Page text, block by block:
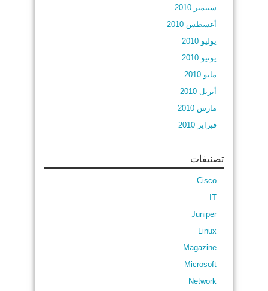
سبتمبر 2010
أغسطس 2010
يوليو 2010
يونيو 2010
مايو 2010
أبريل 2010
مارس 2010
فبراير 2010
تصنيفات
Cisco
IT
Juniper
Linux
Magazine
Microsoft
Network